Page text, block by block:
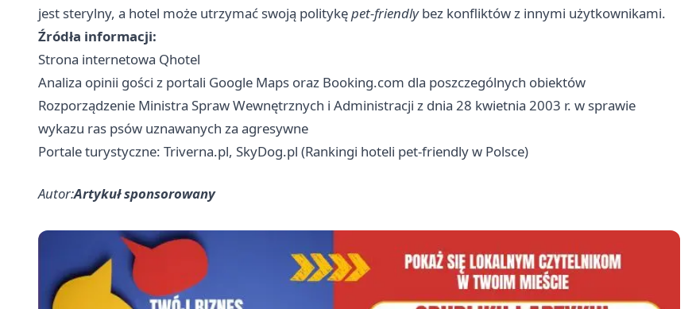
jest sterylny, a hotel może utrzymać swoją politykępet-friendlybez konfliktów z innymi użytkownikami.
Źródła informacji:
Strona internetowa Qhotel
Analiza opinii gości z portali Google Maps oraz Booking.com dla poszczególnych obiektów
Rozporządzenie Ministra Spraw Wewnętrznych i Administracji z dnia 28 kwietnia 2003 r. w sprawie
wykazu ras psów uznawanych za agresywne
Portale turystyczne: Triverna.pl, SkyDog.pl (Rankingi hoteli pet-friendly w Polsce)
Autor:Artykuł sponsorowany